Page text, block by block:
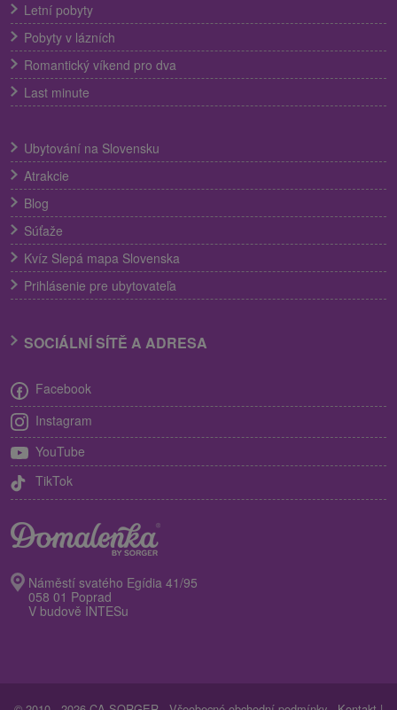
Letní pobyty
Pobyty v lázních
Romantický víkend pro dva
Last minute
Ubytování na Slovensku
Atrakcie
Blog
Súťaže
Kvíz Slepá mapa Slovenska
Prihlásenie pre ubytovateľa
SOCIÁLNÍ SÍTĚ A ADRESA
Facebook
Instagram
YouTube
TikTok
Náměstí svatého Egídia 41/95
058 01 Poprad
V budově INTESu